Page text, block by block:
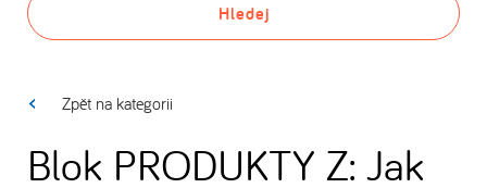
Hledej
Zpět na kategorii
Blok PRODUKTY Z: Jak